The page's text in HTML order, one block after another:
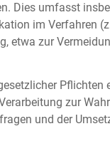
Dies umfasst
im Verfahren
etwa zur
Pflichten
zur
und der